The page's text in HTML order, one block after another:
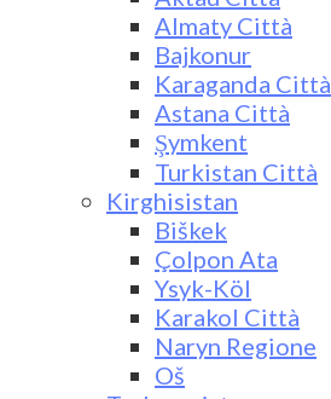
Almaty Città
Bajkonur
Karaganda Città
Astana Città
Şymkent
Turkistan Città
Kirghisistan
Biškek
Çolpon Ata
Ysyk-Köl
Karakol Città
Naryn Regione
Oš